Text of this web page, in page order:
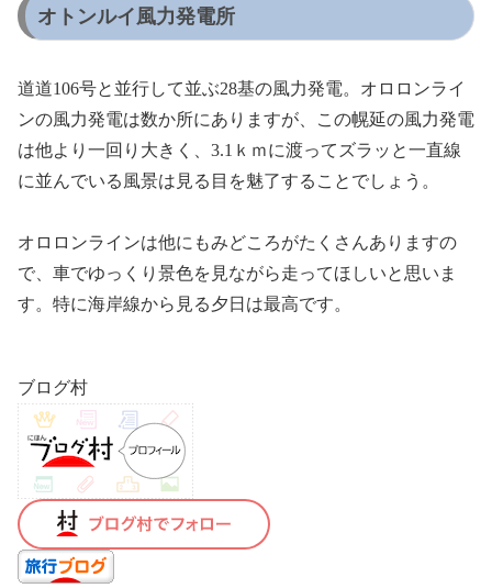
オトンルイ風力発電所
道道106号と並行して並ぶ28基の風力発電。オロロンライ
ンの風力発電は数か所にありますが、この幌延の風力発電
は他より一回り大きく、3.1ｋｍに渡ってズラッと一直線
に並んでいる風景は見る目を魅了することでしょう。
オロロンラインは他にもみどころがたくさんありますの
で、車でゆっくり景色を見ながら走ってほしいと思いま
す。特に海岸線から見る夕日は最高です。
ブログ村